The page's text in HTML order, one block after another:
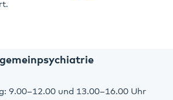
9.00–12.00 und 13.00–16.00 Uhr